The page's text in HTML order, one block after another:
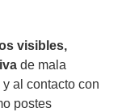
visibles,
de mala
al contacto con
postes